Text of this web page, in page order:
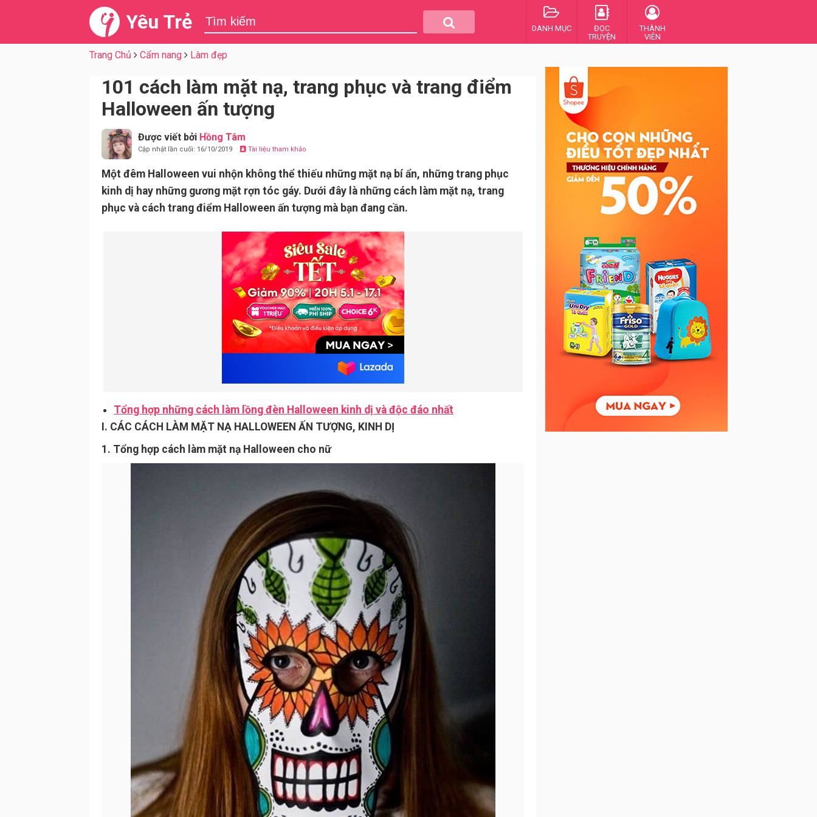
Yêu Trẻ DANH MỤC
ĐỌC
TRUYỆN
THÀNH
VIÊN
Trang Chủ Cẩm nang Làm đẹp
101 cách làm mặt nạ, trang phục và trang điểm
Halloween ấn tượng
Được viết bởi Hồng Tâm
Cập nhật lần cuối: 16/10/2019 Tài liệu tham khảo
Một đêm Halloween vui nhộn không thể thiếu những mặt nạ bí ẩn, những trang phục
kinh dị hay những gương mặt rợn tóc gáy. Dưới đây là những cách làm mặt nạ, trang
phục và cách trang điểm Halloween ấn tượng mà bạn đang cần.
Tổng hợp những cách làm lồng đèn Halloween kinh dị và độc đáo nhất
I. CÁC CÁCH LÀM MẶT NẠ HALLOWEEN ẤN TƯỢNG, KINH DỊ
1. Tổng hợp cách làm mặt nạ Halloween cho nữ